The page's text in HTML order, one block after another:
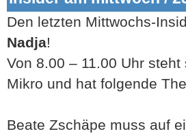
Den letzten Mittwochs-
Nadja!
Von 8.00 – 11.00 Uhr
Mikro und hat folgende
Beate Zschäpe muss auf